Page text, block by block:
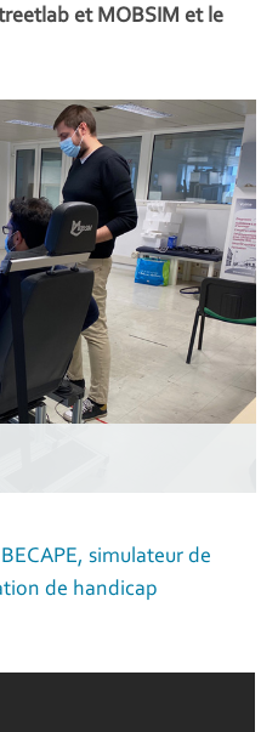
et MOBSIM et le
simulateur de
de handicap